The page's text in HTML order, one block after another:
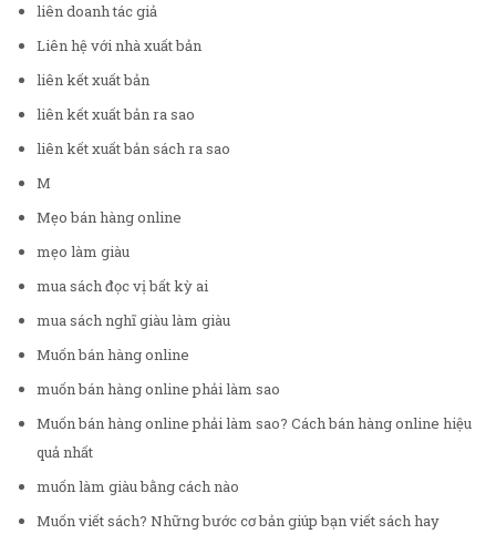
liên doanh tác giả
Liên hệ với nhà xuất bản
liên kết xuất bản
liên kết xuất bản ra sao
liên kết xuất bản sách ra sao
M
Mẹo bán hàng online
mẹo làm giàu
mua sách đọc vị bất kỳ ai
mua sách nghĩ giàu làm giàu
Muốn bán hàng online
muốn bán hàng online phải làm sao
Muốn bán hàng online phải làm sao? Cách bán hàng online hiệu
quả nhất
muốn làm giàu bằng cách nào
Muốn viết sách? Những bước cơ bản giúp bạn viết sách hay